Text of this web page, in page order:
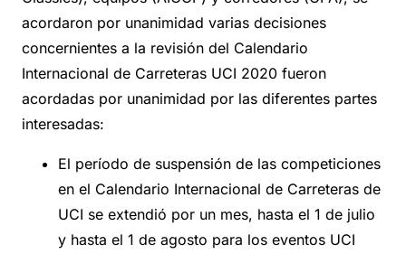
acordaron por unanimidad varias decisiones
concernientes a la revisión del Calendario
Internacional de Carreteras UCI 2020 fueron
acordadas por unanimidad por las diferentes partes
interesadas:
El período de suspensión de las competiciones
en el Calendario Internacional de Carreteras de
UCI se extendió por un mes, hasta el 1 de julio
y hasta el 1 de agosto para los eventos UCI